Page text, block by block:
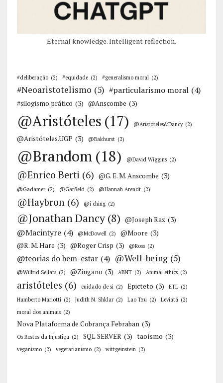
Eternal knowledge. Intelligent reflection.
#deliberação (2) #equidade (2) #generalismo moral (2)
#Neoaristotelismo (5) #particularismo moral (4)
#silogismo prático (3) @Anscombe (3)
@Aristóteles (17) @Aristóteles&Dancy (2)
@Aristóteles.UGP (3) @Bakhurst (2)
@Brandom (18) @David Wiggins (2)
@Enrico Berti (6) @G. E. M. Anscombe (3)
@Gadamer (2) @Garfield (2) @Hannah Arendt (2)
@Haybron (6) @i ching (2)
@Jonathan Dancy (8) @Joseph Raz (3)
@Macintyre (4) @McDowell (2) @Moore (3)
@R. M. Hare (3) @Roger Crisp (3) @Ross (2)
@teorias do bem-estar (4) @Well-being (5)
@Wilfrid Sellars (2) @Zingano (3) ABNT (2) Animal ethics (2)
aristóteles (6) cuidado de si (2) Epicteto (3) ETL (2)
Humberto Mariotti (2) Judith N. Shklar (2) Lao Tzu (2) Leviatã (2)
moral dos animais (2)
Nova Plataforma de Cobrança Febraban (3)
Os Rostos da Injustiça (2) SQL SERVER (3) taoísmo (3)
veganismo (2) vegetarianismo (2) wittgeinstein (2)